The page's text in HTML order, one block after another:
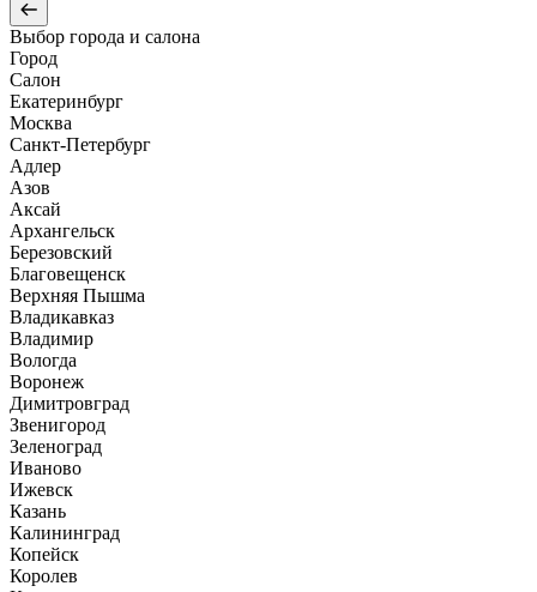
Выбор города и салона
Город
Салон
Екатеринбург
Москва
Санкт-Петербург
Адлер
Азов
Аксай
Архангельск
Березовский
Благовещенск
Верхняя Пышма
Владикавказ
Владимир
Вологда
Воронеж
Димитровград
Звенигород
Зеленоград
Иваново
Ижевск
Казань
Калининград
Копейск
Королев